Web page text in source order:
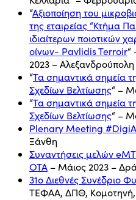
“Αξιοποίηση του
της εταιρείας “Κτήμα
ιδιαίτερων ποιοτικών
οίνων- Pavlidis Terroir“
2023 – Αλεξανδρούπολη
“Τα σημαντικά σημεία
Σχεδίων Βελτίωσης“ –
“Τα σημαντικά σημεία
Σχεδίων Βελτίωσης“ –
Plenary Meeting
Ξάνθη
Συναντήσεις μελών eMT
ΟΤΑ – Μάιος 2023 –
31ο Διεθνές Συνέδριο
ΤΕΦΑΑ, ΔΠΘ, Κομοτηνή,